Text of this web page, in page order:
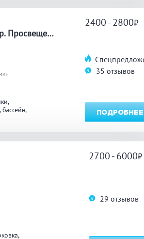
«Петровские бани на пр. Просвещения»
бассейн
2400 - 2800
35 отзывов
ПОДРОБНЕЕ
2700 - 6000
29 отзывов